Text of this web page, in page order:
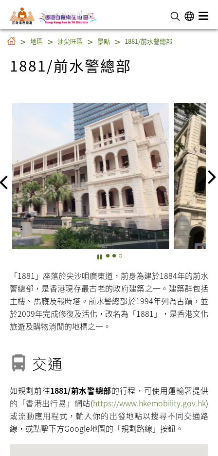
民 政 事 務 總 署
1881/前水警總部
地區 油尖旺區 景點 1881/前水警總部
1881/前水警總部
「1881」座落於尖沙咀廣東道，前身為建於1884年的前水
警總部，是香港現存最古老的政府建築之一。建築群包括
主樓、馬廐及報時塔。前水警總部於1994年列為古蹟，並
於2009年完成修復及活化，改名為「1881」，是香港文化
旅遊及購物消閒的地標之一。
交通
如規劃前往1881/前水警總部的行程，可使用運輸署提供
的「香港出行易」網站(https://www.hkemobility.gov.hk)
或流動應用程式，輸入你的出發地點以搜尋不同交通路
線，或點擊下方Google地圖的「規劃路線」按鈕。